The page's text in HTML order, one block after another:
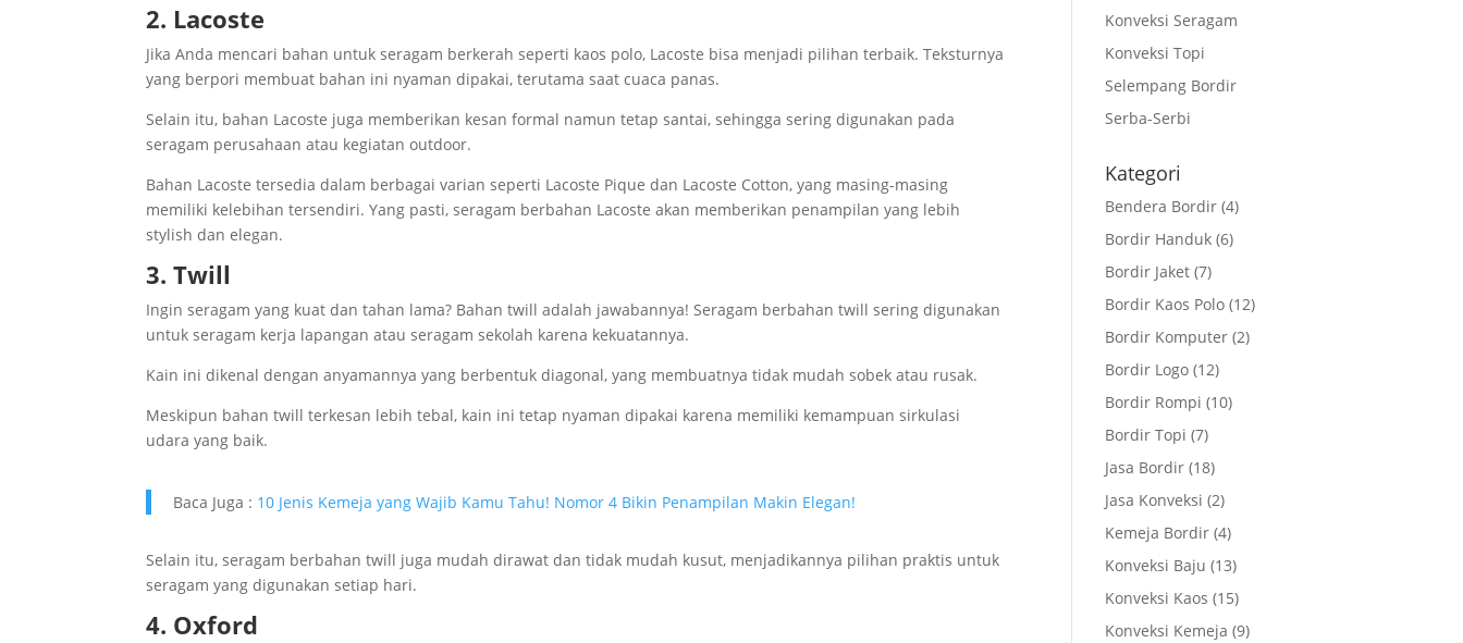
2. Lacoste
Jika Anda mencari bahan untuk seragam berkerah seperti kaos polo, Lacoste bisa menjadi pilihan terbaik. Teksturnya
yang berpori membuat bahan ini nyaman dipakai, terutama saat cuaca panas.
Selain itu, bahan Lacoste juga memberikan kesan formal namun tetap santai, sehingga sering digunakan pada
seragam perusahaan atau kegiatan outdoor.
Bahan Lacoste tersedia dalam berbagai varian seperti Lacoste Pique dan Lacoste Cotton, yang masing-masing
memiliki kelebihan tersendiri. Yang pasti, seragam berbahan Lacoste akan memberikan penampilan yang lebih
stylish dan elegan.
3. Twill
Ingin seragam yang kuat dan tahan lama? Bahan twill adalah jawabannya! Seragam berbahan twill sering digunakan
untuk seragam kerja lapangan atau seragam sekolah karena kekuatannya.
Kain ini dikenal dengan anyamannya yang berbentuk diagonal, yang membuatnya tidak mudah sobek atau rusak.
Meskipun bahan twill terkesan lebih tebal, kain ini tetap nyaman dipakai karena memiliki kemampuan sirkulasi
udara yang baik.
Baca Juga : 10 Jenis Kemeja yang Wajib Kamu Tahu! Nomor 4 Bikin Penampilan Makin Elegan!
Selain itu, seragam berbahan twill juga mudah dirawat dan tidak mudah kusut, menjadikannya pilihan praktis untuk
seragam yang digunakan setiap hari.
4. Oxford
Konveksi Seragam
Konveksi Topi
Selempang Bordir
Serba-Serbi
Kategori
Bendera Bordir (4)
Bordir Handuk (6)
Bordir Jaket (7)
Bordir Kaos Polo (12)
Bordir Komputer (2)
Bordir Logo (12)
Bordir Rompi (10)
Bordir Topi (7)
Jasa Bordir (18)
Jasa Konveksi (2)
Kemeja Bordir (4)
Konveksi Baju (13)
Konveksi Kaos (15)
Konveksi Kemeja (9)